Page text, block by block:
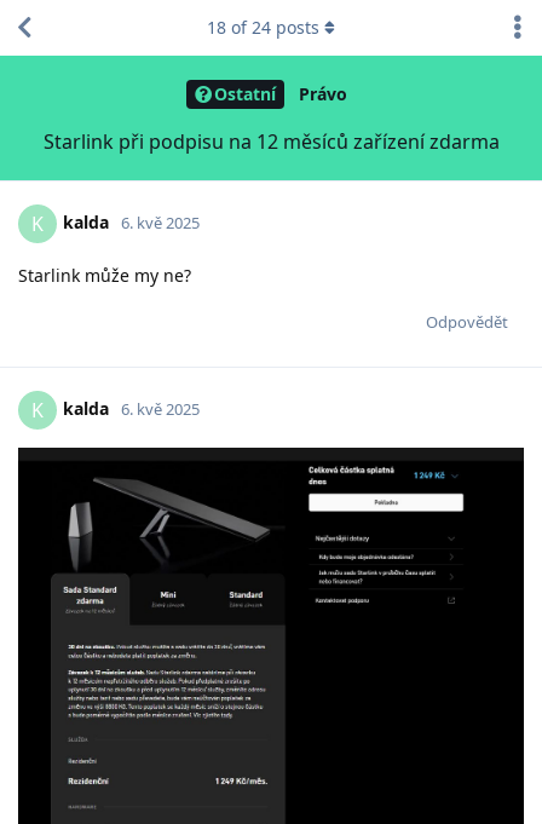
Ostatní Právo
Starlink při podpisu na 12 měsíců zařízení zdarma
18 of24 posts
K kalda 6. kvě 2025
Starlink může my ne?
Odpovědět
K kalda 6. kvě 2025